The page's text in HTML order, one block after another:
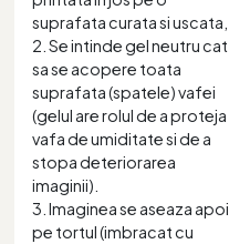
suprafata curata si uscata,
2. Se intinde gel neutru cat
sa se acopere toata
suprafata (spatele) vafei
(gelul are rolul de a proteja
vafa de umiditate si de a
stopa deteriorarea
imaginii).
3. Imaginea se aseaza apoi
pe tortul (imbracat cu